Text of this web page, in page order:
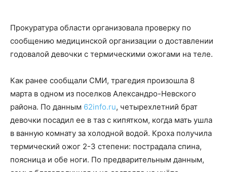
Прокуратура области организовала проверку по
сообщению медицинской организации о доставлении
годовалой девочки с термическими ожогами на теле.
Как ранее сообщали СМИ, трагедия произошла 8
марта в одном из поселков Александро-Невского
района. По данным 62info.ru, четырехлетний брат
девочки посадил ее в таз с кипятком, когда мать ушла
в ванную комнату за холодной водой. Кроха получила
термический ожог 2-3 степени: пострадала спина,
поясница и обе ноги. По предварительным данным,